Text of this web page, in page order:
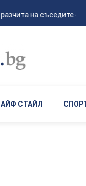
на съседите си за
СТАЙЛ